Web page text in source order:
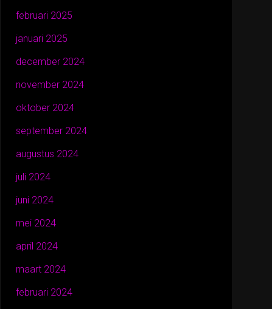
februari 2025
januari 2025
december 2024
november 2024
oktober 2024
september 2024
augustus 2024
juli 2024
juni 2024
mei 2024
april 2024
maart 2024
februari 2024